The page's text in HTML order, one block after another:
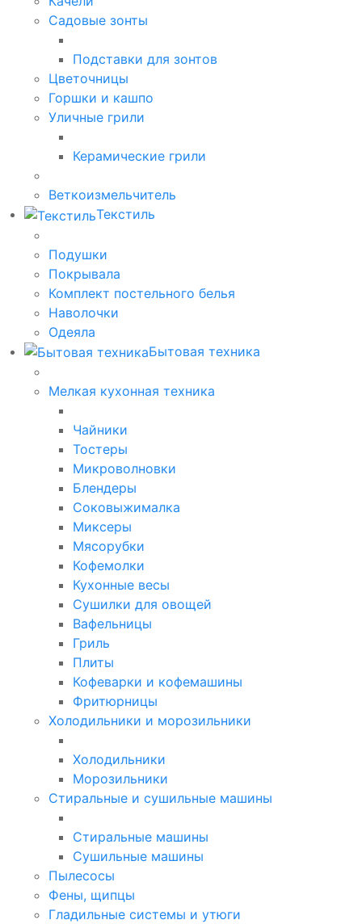
Садовые зонты
Подставки для зонтов
Цветочницы
Горшки и кашпо
Уличные грили
Керамические грили
Веткоизмельчитель
Текстиль
Подушки
Покрывала
Комплект постельного белья
Наволочки
Одеяла
Бытовая техника
Мелкая кухонная техника
Чайники
Тостеры
Микроволновки
Блендеры
Соковыжималка
Миксеры
Мясорубки
Кофемолки
Кухонные весы
Сушилки для овощей
Вафельницы
Гриль
Плиты
Кофеварки и кофемашины
Фритюрницы
Холодильники и морозильники
Холодильники
Морозильники
Стиральные и сушильные машины
Стиральные машины
Сушильные машины
Пылесосы
Фены, щипцы
Гладильные системы и утюги